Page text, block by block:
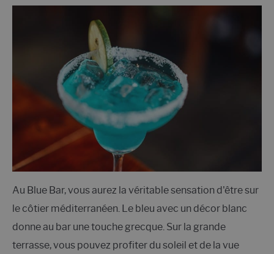
Au Blue Bar, vous aurez la véritable sensation d'être sur
le côtier méditerranéen. Le bleu avec un décor blanc
donne au bar une touche grecque. Sur la grande
terrasse, vous pouvez profiter du soleil et de la vue